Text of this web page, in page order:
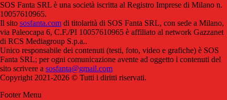
SOS Fanta SRL è una società iscritta al Registro Imprese di Milano n.
10057610965.
Il sito sosfanta.com di titolarità di SOS Fanta SRL, con sede a Milano,
via Paleocapa 6, C.F./PI 10057610965 è affiliato al network Gazzanet
di RCS Mediagroup S.p.a..
Unico responsabile dei contenuti (testi, foto, video e grafiche) è SOS
Fanta SRL; per ogni comunicazione avente ad oggetto i contenuti del
sito scrivere a sosfanta@gmail.com
Copyright 2021-2026 © Tutti i diritti riservati.
Footer Menu